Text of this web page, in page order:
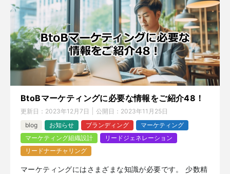
BtoBマーケティングに必要な情報をご紹介48！
更新日： 2023年12月7日 公開日： 2023年11月25日
blog
お知らせ ブランディング
マーケティング
マーケティング組織設計
リードジェネレーション
リードナーチャリング
マーケティングにはさまざまな知識が必要です。 少数精